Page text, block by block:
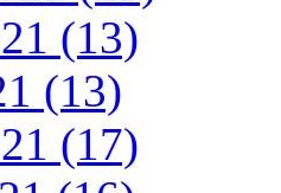
(13)
(13)
(17)